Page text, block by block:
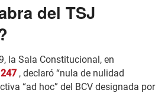
del TSJ
la Sala Constitucional, en
, declaró “nula de nulidad
“ad hoc” del BCV designada por